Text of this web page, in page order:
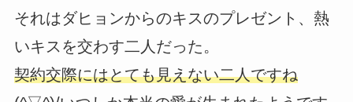
それはダヒョンからのキスのプレゼント、熱
いキスを交わす二人だった。
契約交際にはとても見えない二人ですね